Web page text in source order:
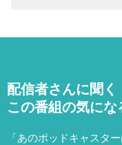
配信者さんに聞く
この番組の気にな
「あのポッドキャスタ